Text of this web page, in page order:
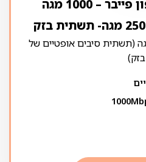
018 אקספון ‏- ‏אקספון פייבר – 1000 מגה
סיבים עד 1000 מגה (תשתית סיבים אופטיים של
בזק)